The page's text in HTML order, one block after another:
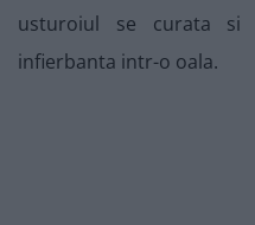
usturoiul se curata si
infierbanta intr-o oala.